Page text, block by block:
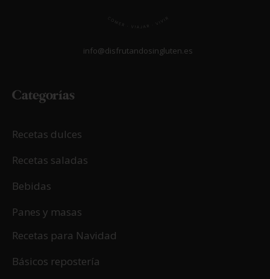
info@disfrutandosingluten.es
Categorías
Recetas dulces
Recetas saladas
Bebidas
Panes y masas
Recetas para Navidad
Básicos repostería